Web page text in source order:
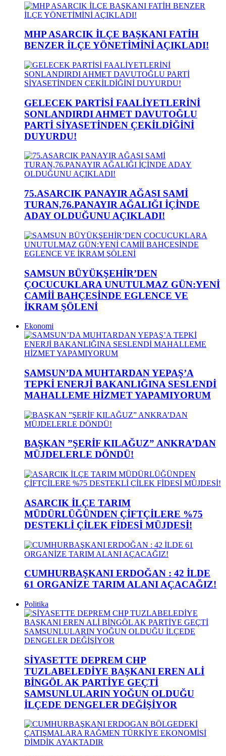
MHP ASARCIK İLÇE BAŞKANI FATİH
BENZER İLÇE YÖNETİMİNİ AÇIKLADI!
GELECEK PARTİSİ FAALİYETLERİNİ
SONLANDIRDI AHMET DAVUTOĞLU
PARTİ SİYASETİNDEN ÇEKİLDİĞİNİ
DUYURDU!
75.ASARCIK PANAYIR AĞASI SAMİ
TURAN,76.PANAYIR AĞALIĞI İÇİNDE
ADAY OLDUĞUNU AÇIKLADI!
SAMSUN BÜYÜKŞEHİR’DEN
ÇOCUCUKLARA UNUTULMAZ GÜN:YENİ
CAMİİ BAHÇESİNDE EGLENCE VE
İKRAM ŞÖLENİ
Ekonomi
SAMSUN’DA MUHTARDAN YEPAŞ’A
TEPKİ ENERJİ BAKANLIĞINA SESLENDİ
MAHALLEME HİZMET YAPAMIYORUM
BAŞKAN ”ŞERİF KILAĞUZ” ANKRA’DAN
MÜJDELERLE DÖNDÜ!
ASARCIK İLÇE TARIM
MÜDÜRLÜĞÜNDEN ÇİFTÇİLERE %75
DESTEKLİ ÇİLEK FİDESİ MÜJDESİ!
CUMHURBAŞKANI ERDOĞAN : 42 İLDE
61 ORGANİZE TARIM ALANI AÇACAĞIZ!
Politika
SİYASETTE DEPREM CHP
TUZLABELEDİYE BAŞKANI EREN ALİ
BİNGÖL AK PARTİYE GEÇTİ
SAMSUNLULARIN YOĞUN OLDUĞU
İLÇEDE DENGELER DEĞİŞİYOR